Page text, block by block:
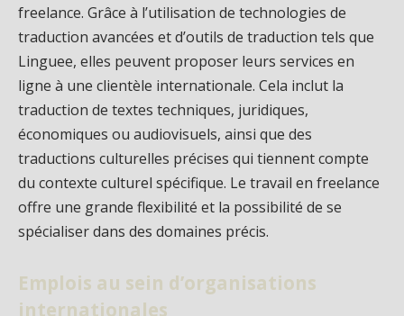
freelance. Grâce à l’utilisation de technologies de
traduction avancées et d’outils de traduction tels que
Linguee, elles peuvent proposer leurs services en
ligne à une clientèle internationale. Cela inclut la
traduction de textes techniques, juridiques,
économiques ou audiovisuels, ainsi que des
traductions culturelles précises qui tiennent compte
du contexte culturel spécifique. Le travail en freelance
offre une grande flexibilité et la possibilité de se
spécialiser dans des domaines précis.
Emplois au sein d’organisations
internationales